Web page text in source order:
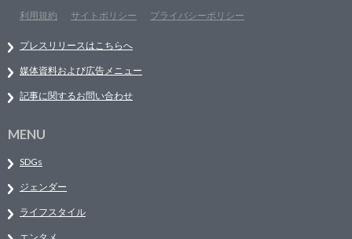
利用規約
サイトポリシー プライバシーポリシー
プレスリリースはこちらへ
媒体資料および広告メニュー
記事に関するお問い合わせ
MENU
SDGs
ジェンダー
ライフスタイル